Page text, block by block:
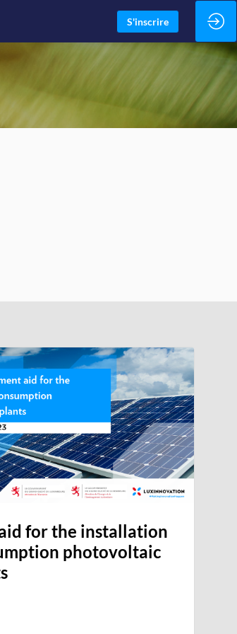
S'inscrire
for the installation
photovoltaic